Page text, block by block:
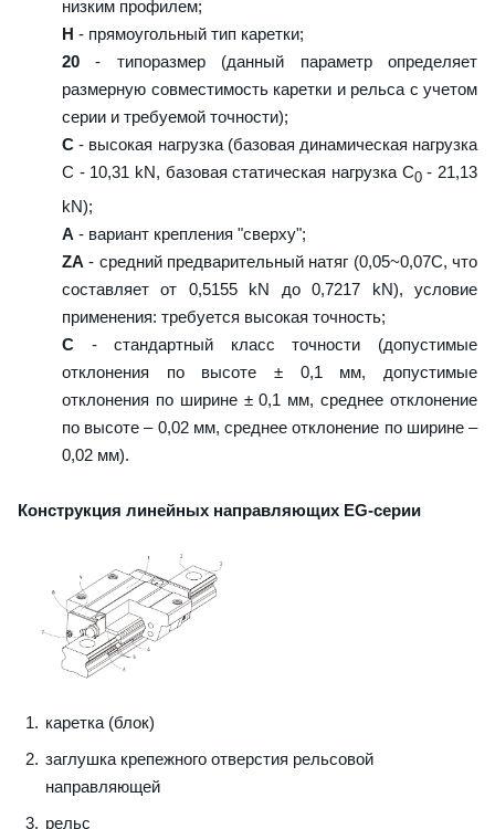
низким профилем;
H - прямоугольный тип каретки;
20 - типоразмер (данный параметр определяет
размерную совместимость каретки и рельса с учетом
серии и требуемой точности);
C - высокая нагрузка (базовая динамическая нагрузка
C - 10,31 kN, базовая статическая нагрузка С0- 21,13
kN);
A - вариант крепления "сверху";
ZA - средний предварительный натяг (0,05~0,07C, что
составляет от 0,5155 kN до 0,7217 kN), условие
применения: требуется высокая точность;
C - стандартный класс точности (допустимые
отклонения по высоте ± 0,1 мм, допустимые
отклонения по ширине ± 0,1 мм, среднее отклонение
по высоте – 0,02 мм, среднее отклонение по ширине –
0,02 мм).
Конструкция линейных направляющих EG-серии
каретка (блок)
заглушка крепежного отверстия рельсовой
направляющей
рельс